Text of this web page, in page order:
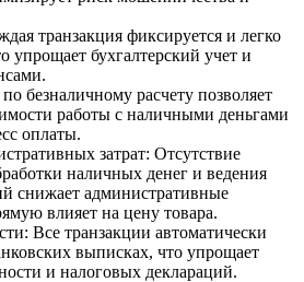
транзакция фиксируется и легко
упрощает бухгалтерский учет и
безналичному расчету позволяет
работы с наличными деньгами
оплаты.
затрат: Отсутствие
наличных денег и ведения
снижает административные
влияет на цену товара.
Все транзакции автоматически
выписках, что упрощает
и налоговых деклараций.